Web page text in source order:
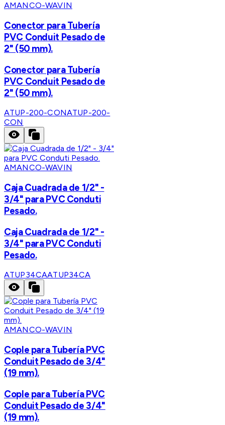
AMANCO-WAVIN
Conector para Tubería
PVC Conduit Pesado de
2" (50 mm).
Conector para Tubería
PVC Conduit Pesado de
2" (50 mm).
ATUP-200-CONATUP-200-
CON
AMANCO-WAVIN
Caja Cuadrada de 1/2" -
3/4" para PVC Conduti
Pesado.
Caja Cuadrada de 1/2" -
3/4" para PVC Conduti
Pesado.
ATUP34CAATUP34CA
AMANCO-WAVIN
Cople para Tubería PVC
Conduit Pesado de 3/4"
(19 mm).
Cople para Tubería PVC
Conduit Pesado de 3/4"
(19 mm).